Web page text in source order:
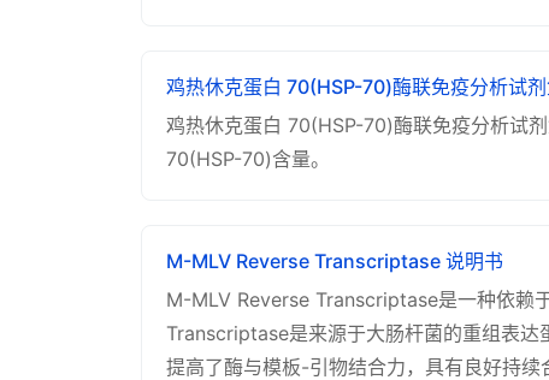
鸡热休克蛋白 70(HSP-70)酶联免疫分析试
鸡热休克蛋白 70(HSP-70)酶联免疫分析试
70(HSP-70)含量。
M-MLV Reverse Transcriptase 说明书
M-MLV Reverse Transcriptase是一种依赖
Transcriptase是来源于大肠杆菌的重组表达
提高了酶与模板-引物结合力，具有良好持续